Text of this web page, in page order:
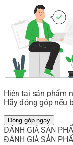
Hiện tại sản phẩm
Hãy đóng góp nếu
Đóng góp ngay
ĐÁNH GIÁ SẢN
ĐÁNH GIÁ SẢN